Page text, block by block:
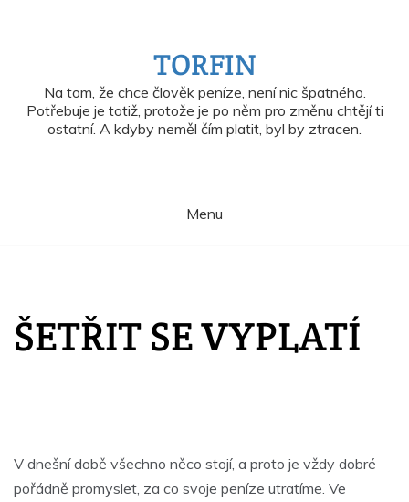
TORFIN
Na tom, že chce člověk peníze, není nic špatného.
Potřebuje je totiž, protože je po něm pro změnu chtějí ti
ostatní. A kdyby neměl čím platit, byl by ztracen.
Menu
ŠETŘIT SE VYPLATÍ
V dnešní době všechno něco stojí, a proto je vždy dobré
pořádně promyslet, za co svoje peníze utratíme. Ve